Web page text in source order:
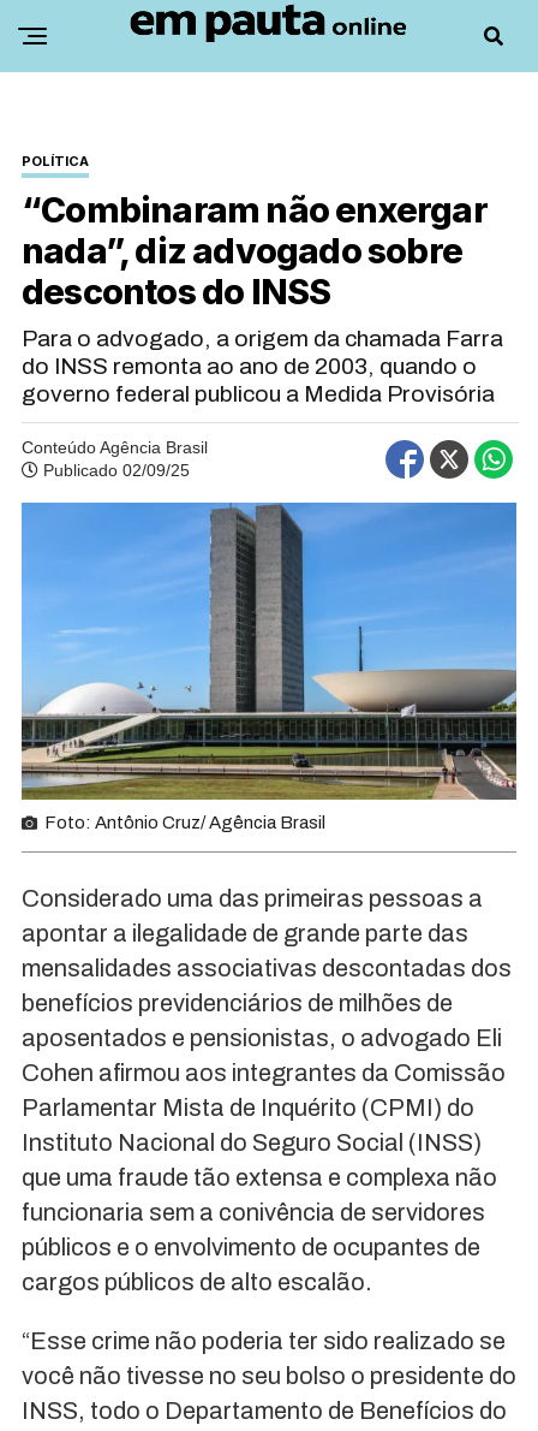
POLÍTICA
“Combinaram não enxergar
nada”, diz advogado sobre
descontos do INSS
Para o advogado, a origem da chamada Farra
do INSS remonta ao ano de 2003, quando o
governo federal publicou a Medida Provisória
Conteúdo Agência Brasil
Publicado 02/09/25
Foto: Antônio Cruz/ Agência Brasil
Considerado uma das primeiras pessoas a
apontar a ilegalidade de grande parte das
mensalidades associativas descontadas dos
benefícios previdenciários de milhões de
aposentados e pensionistas, o advogado Eli
Cohen afirmou aos integrantes da Comissão
Parlamentar Mista de Inquérito (CPMI) do
Instituto Nacional do Seguro Social (INSS)
que uma fraude tão extensa e complexa não
funcionaria sem a conivência de servidores
públicos e o envolvimento de ocupantes de
cargos públicos de alto escalão.
“Esse crime não poderia ter sido realizado se
você não tivesse no seu bolso o presidente do
INSS, todo o Departamento de Benefícios do